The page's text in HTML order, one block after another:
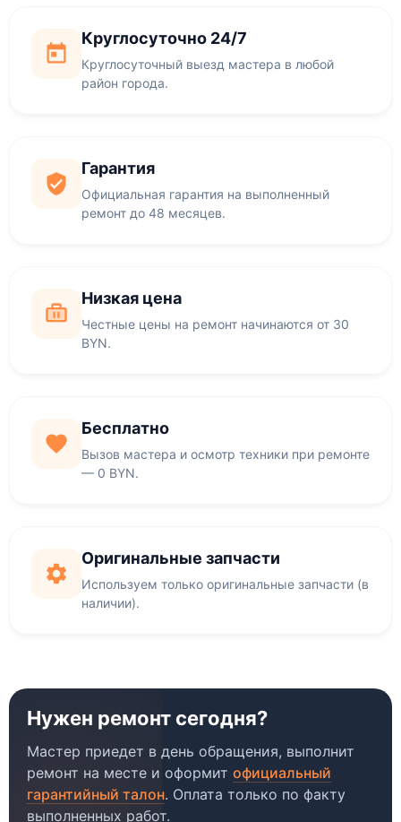
Круглосуточно 24/7
Круглосуточный выезд мастера в любой
район города.
Гарантия
Официальная гарантия на выполненный
ремонт до 48 месяцев.
Низкая цена
Честные цены на ремонт начинаются от 30
BYN.
Бесплатно
Вызов мастера и осмотр техники при ремонте
— 0 BYN.
Оригинальные запчасти
Используем только оригинальные запчасти (в
наличии).
Нужен ремонт сегодня?
Мастер приедет в день обращения, выполнит
ремонт на месте и оформит официальный
гарантийный талон. Оплата только по факту
выполненных работ.